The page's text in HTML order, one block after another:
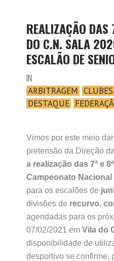
REALIZAÇÃO
DO C.N. SALA
ESCALÃO DE
IN
ARBITRAGEM CLUBES
DESTAQUE
Vimos por este meio
pretensão da Direção
a realização das 7ª e
Campeonato Nacional
para os escalões de
divisões de recurvo,
agendadas para os
07/02/2021 em Vila do
disponibilidade de
desportivo se confirme,